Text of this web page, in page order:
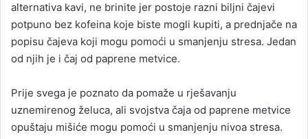
alternativa kavi, ne brinite jer postoje razni biljni čajevi
potpuno bez kofeina koje biste mogli kupiti, a prednjače na
popisu čajeva koji mogu pomoći u smanjenju stresa. Jedan
od njih je i čaj od paprene metvice.
Prije svega je poznato da pomaže u rješavanju
uznemirenog želuca, ali svojstva čaja od paprene metvice
opuštaju mišiće mogu pomoći u smanjenju nivoa stresa.